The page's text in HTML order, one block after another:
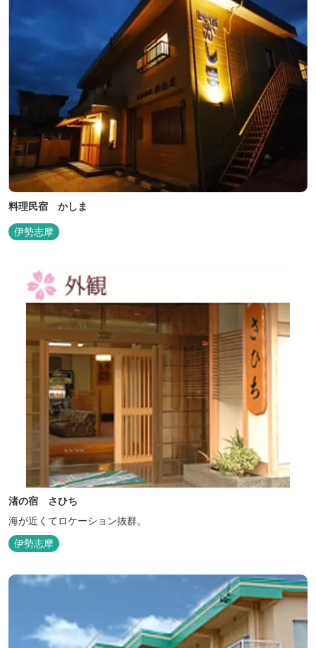
料理民宿 かしま
伊勢志摩
渚の宿 さひち
海が近くてロケーション抜群。
伊勢志摩